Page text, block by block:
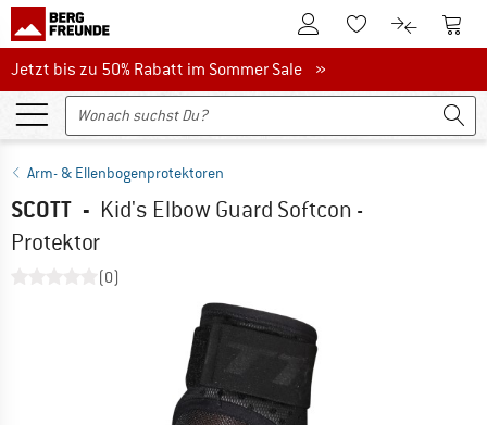
Zum KundenkontoZum Merkzettel.
Zum Zum
Jetzt bis zu 50% Rabatt im Sommer Sale
Jetzt bis zu 50% Rabatt im Sommer Sale »
Arm- & Ellenbogenprotektoren
SCOTT - Kid's Elbow Guard Softcon -
Protektor
(0)